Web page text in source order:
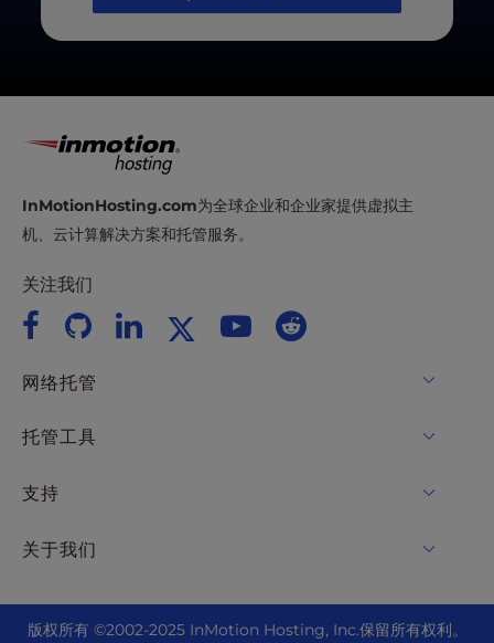
InMotionHosting.com为全球企业和企业家提供虚拟主
机、云计算解决方案和托管服务。
关注我们
网络托管
共享主机
适用于WordPress的UltraStack ONE
云 VPS
托管工具
WordPress
Joomla 托管
支持
在线聊天
+44 2045 763722
关于我们
联系我们
版权所有 ©2002-2025 InMotion Hosting, Inc.保留所有权利。